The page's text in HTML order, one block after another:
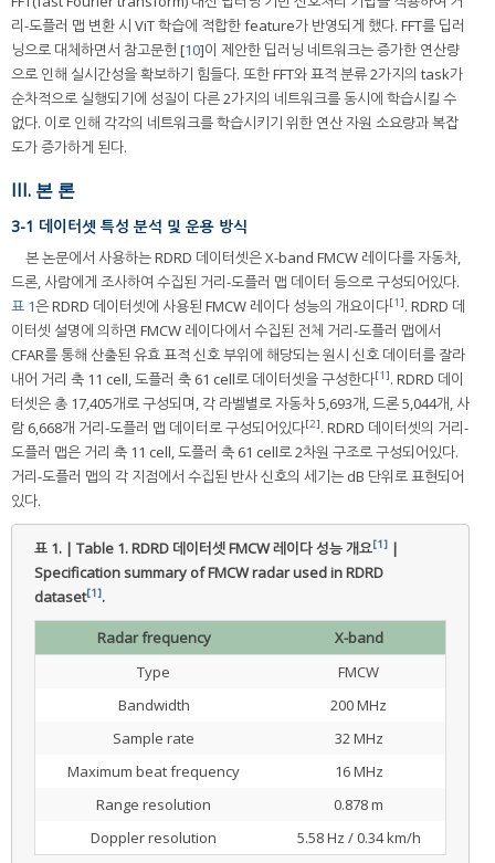
리-도플러 맵 변환 시 ViT 학습에 적합한 feature가 반영되게 했다. FFT를 딥러
닝으로 대체하면서 참고문헌 [10]이 제안한 딥러닝 네트워크는 증가한 연산량
으로 인해 실시간성을 확보하기 힘들다. 또한 FFT와 표적 분류 2가지의 task가
순차적으로 실행되기에 성질이 다른 2가지의 네트워크를 동시에 학습시킬 수
없다. 이로 인해 각각의 네트워크를 학습시키기 위한 연산 자원 소요량과 복잡
도가 증가하게 된다.
III. 본 론
3-1 데이터셋 특성 분석 및 운용 방식
본 논문에서 사용하는 RDRD 데이터셋은 X-band FMCW 레이다를 자동차,
드론, 사람에게 조사하여 수집된 거리-도플러 맵 데이터 등으로 구성되어있다.
표 1은 RDRD 데이터셋에 사용된 FMCW 레이다 성능의 개요이다[1]. RDRD 데
이터셋 설명에 의하면 FMCW 레이다에서 수집된 전체 거리-도플러 맵에서
CFAR를 통해 산출된 유효 표적 신호 부위에 해당되는 원시 신호 데이터를 잘라
내어 거리 축 11 cell, 도플러 축 61 cell로 데이터셋을 구성한다[1]. RDRD 데이
터셋은 총 17,405개로 구성되며, 각 라벨별로 자동차 5,693개, 드론 5,044개, 사
람 6,668개 거리-도플러 맵 데이터로 구성되어있다[2]. RDRD 데이터셋의 거리-
도플러 맵은 거리 축 11 cell, 도플러 축 61 cell로 2차원 구조로 구성되어있다.
거리-도플러 맵의 각 지점에서 수집된 반사 신호의 세기는 dB 단위로 표현되어
있다.
표 1. | Table 1.RDRD 데이터셋 FMCW 레이다 성능 개요[1] |
Specification summary of FMCW radar used in RDRD
dataset[1].
Radar frequency
X-band
Type
FMCW
Bandwidth
200 MHz
Sample rate
32 MHz
Maximum beat frequency
16 MHz
Range resolution
0.878 m
Doppler resolution
5.58 Hz / 0.34 km/h